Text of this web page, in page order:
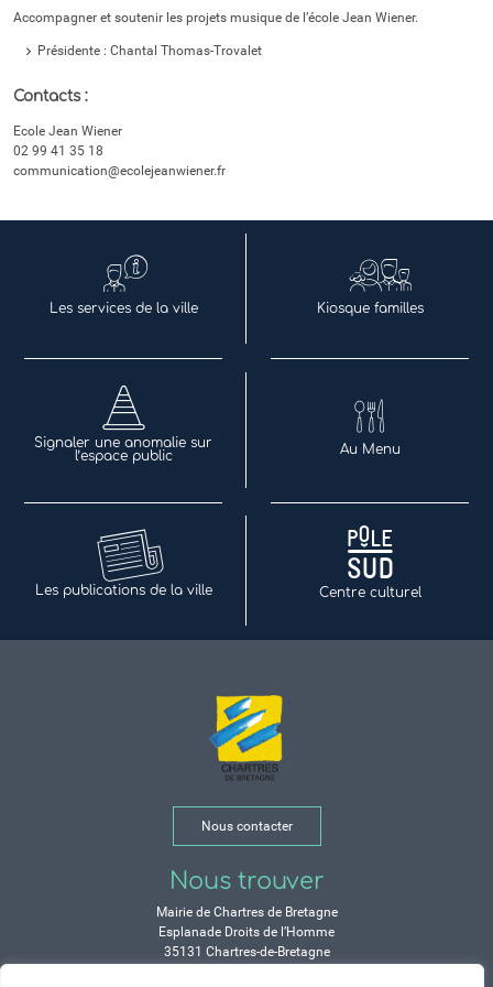
Accompagner et soutenir les projets musique de l’école Jean Wiener.
Présidente : Chantal Thomas-Trovalet
Contacts :
Ecole Jean Wiener
02 99 41 35 18
communication@ecolejeanwiener.fr
Les services de la ville Kiosque familles
Signaler une anomalie sur
l’espace public
Au Menu
Les publications de la ville Centre culturel
Nous contacter
Nous trouver
Mairie de Chartres de Bretagne
Esplanade Droits de l’Homme
35131 Chartres-de-Bretagne